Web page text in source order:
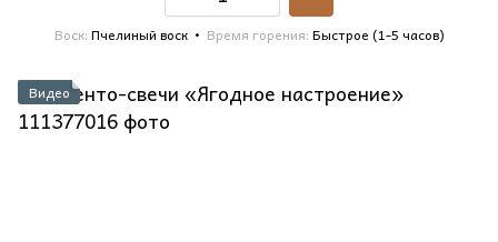
Воск Пчелиный воск Время горения Быстрое (1-5 часов)
Видео